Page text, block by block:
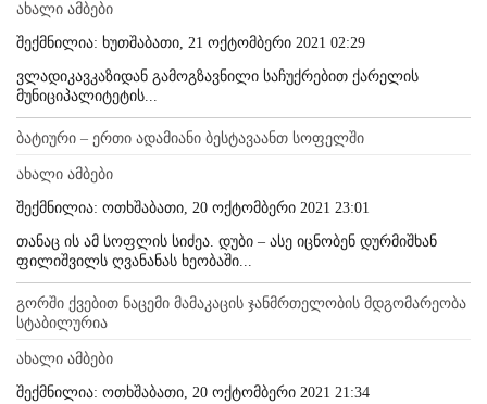
ახალი ამბები
შექმნილია: ხუთშაბათი, 21 ოქტომბერი 2021 02:29
ვლადიკავკაზიდან გამოგზავნილი საჩუქრებით ქარელის
მუნიციპალიტეტის...
ბატიური – ერთი ადამიანი ბესტავაანთ სოფელში
ახალი ამბები
შექმნილია: ოთხშაბათი, 20 ოქტომბერი 2021 23:01
თანაც ის ამ სოფლის სიძეა. დუბი – ასე იცნობენ დურმიშხან
ფილიშვილს ღვანანას ხეობაში...
გორში ქვებით ნაცემი მამაკაცის ჯანმრთელობის მდგომარეობა
სტაბილურია
ახალი ამბები
შექმნილია: ოთხშაბათი, 20 ოქტომბერი 2021 21:34